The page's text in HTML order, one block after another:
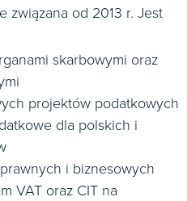
związana od 2013 r. Jest
skarbowymi oraz
projektów podatkowych
dla polskich i
i biznesowych
VAT oraz CIT na